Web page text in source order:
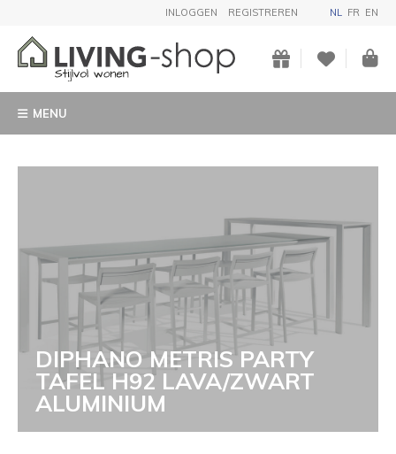
INLOGGEN REGISTREREN NL FR EN
MENU
DIPHANO METRIS PARTY
TAFEL H92 LAVA/ZWART
ALUMINIUM